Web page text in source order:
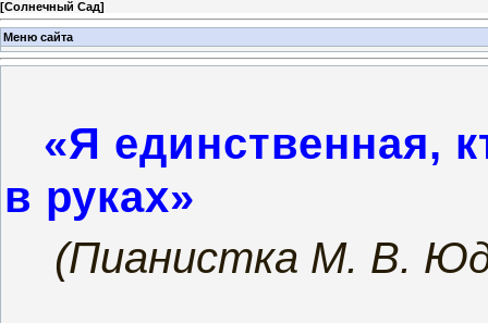
[Солнечный Сад]
Меню сайта
«Я единственная,
в руках»
(Пианистка М. В.